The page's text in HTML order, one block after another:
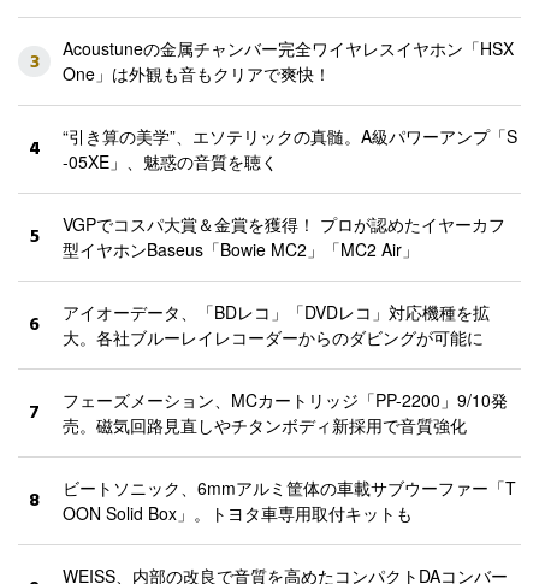
3
Acoustuneの金属チャンバー完全ワイヤレスイヤホン「HSX
One」は外観も音もクリアで爽快！
4
“引き算の美学”、エソテリックの真髄。A級パワーアンプ「S
-05XE」、魅惑の音質を聴く
5
VGPでコスパ大賞＆金賞を獲得！ プロが認めたイヤーカフ
型イヤホンBaseus「Bowie MC2」「MC2 Air」
6
アイオーデータ、「BDレコ」「DVDレコ」対応機種を拡
大。各社ブルーレイレコーダーからのダビングが可能に
7
フェーズメーション、MCカートリッジ「PP-2200」9/10発
売。磁気回路見直しやチタンボディ新採用で音質強化
8
ビートソニック、6mmアルミ筐体の車載サブウーファー「T
OON Solid Box」。トヨタ車専用取付キットも
WEISS、内部の改良で音質を高めたコンパクトDAコンバー